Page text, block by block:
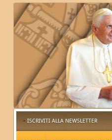
ISCRIVITI ALLA NEWSLETTER